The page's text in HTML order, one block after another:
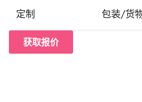
定制 包装/货
获取报价